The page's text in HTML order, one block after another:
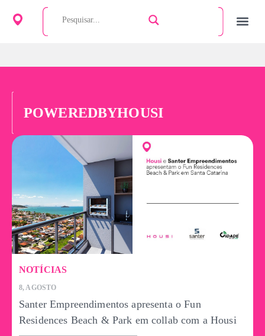
POWEREDBYHOUSI
NOTÍCIAS
8, AGOSTO
Santer Empreendimentos apresenta o Fun
Residences Beach & Park em collab com a Housi